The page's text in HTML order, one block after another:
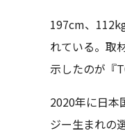
197cm、
れている。取
示したのが『
2020年に日本
ジー生まれの